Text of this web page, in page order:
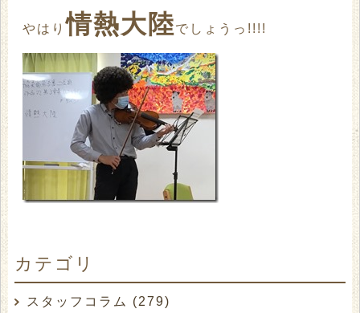
やはり情熱大陸でしょうっ!!!!
迫力のある演奏を聴かせてくださいました?
カテゴリ
スタッフコラム (279)